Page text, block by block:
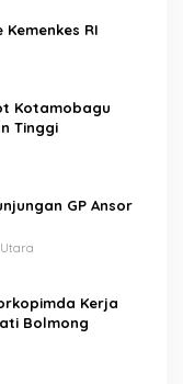
RI
Kotamobagu
Tinggi
GP Ansor
Kerja
Bolmong